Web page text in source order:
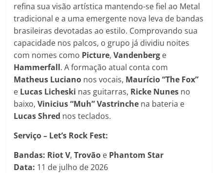
refina sua visão artística mantendo-se fiel ao Metal
tradicional e a uma emergente nova leva de bandas
brasileiras devotadas ao estilo. Comprovando sua
capacidade nos palcos, o grupo já dividiu noites
com nomes como Picture,Vandenberg e
Hammerfall. A formação atual conta com
Matheus Luciano nos vocais, Maurício “The Fox”
e Lucas Licheski nas guitarras, Ricke Nunes no
baixo,Vinicius “Muh” Vastrinche na bateria e
Lucas Shred nos teclados.
Serviço – Let’s Rock Fest:
Bandas: Riot V,Trovão e Phantom Star
Data: 11 de julho de 2026